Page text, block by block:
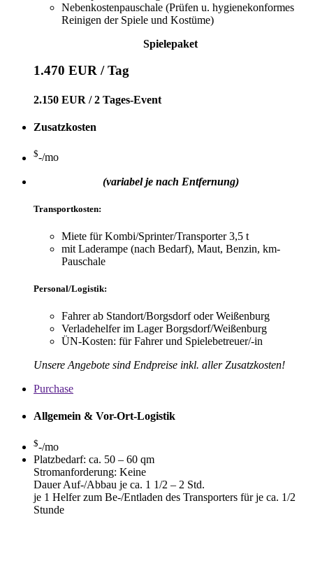
Nebenkostenpauschale (Prüfen u. hygienekonformes
Reinigen der Spiele und Kostüme)
Spielepaket
1.470 EUR / Tag
2.150 EUR / 2 Tages-Event
Zusatzkosten
$-/mo
(variabel je nach Entfernung)
Transportkosten:
Miete für Kombi/Sprinter/Transporter 3,5 t
mit Laderampe (nach Bedarf), Maut, Benzin, km-
Pauschale
Personal/Logistik:
Fahrer ab Standort/Borgsdorf oder Weißenburg
Verladehelfer im Lager Borgsdorf/Weißenburg
ÜN-Kosten: für Fahrer und Spielebetreuer/-in
Unsere Angebote sind Endpreise inkl. aller Zusatzkosten!
Purchase
Allgemein & Vor-Ort-Logistik
$-/mo
Platzbedarf: ca. 50 – 60 qm
Stromanforderung: Keine
Dauer Auf-/Abbau je ca. 1 1/2 – 2 Std.
je 1 Helfer zum Be-/Entladen des Transporters für je ca. 1/2
Stunde